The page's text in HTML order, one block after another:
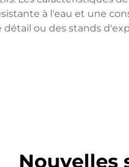
à l'eau et une
ou des stands
Nouvelles